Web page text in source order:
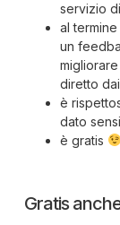
servizio
al
un
diretto
è
dato
è gratis
Gratis